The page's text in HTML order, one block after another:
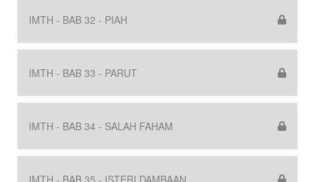
IMTH - BAB 32 - PIAH
IMTH - BAB 33 - PARUT
IMTH - BAB 34 - SALAH FAHAM
IMTH - BAB 35 - ISTERI DAMBAAN